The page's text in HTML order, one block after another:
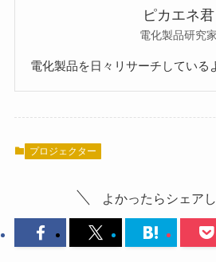
ピカエネ君
電化製品研究家
電化製品を日々リサーチしている
プロジェクター
よかったらシェア